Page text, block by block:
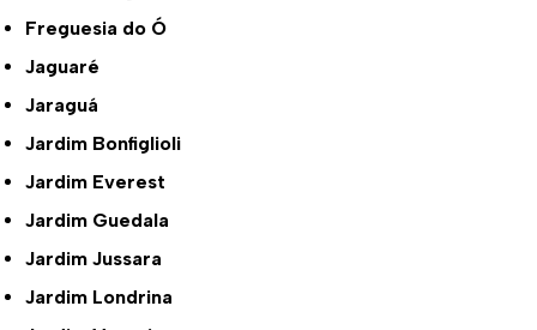
Freguesia do Ó
Jaguaré
Jaraguá
Jardim Bonfiglioli
Jardim Everest
Jardim Guedala
Jardim Jussara
Jardim Londrina